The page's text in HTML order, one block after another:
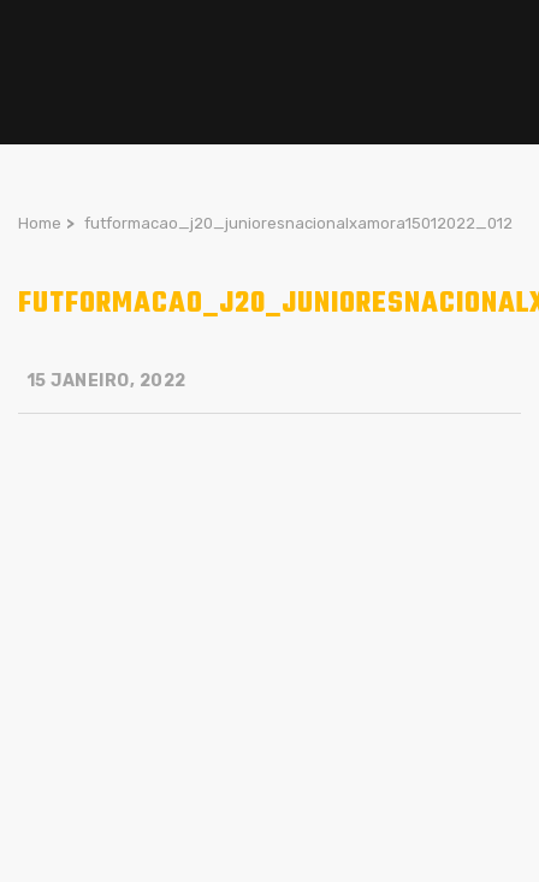
Home > futformacao_j20_junioresnacionalxamora15012022_012
15 JANEIRO, 2022